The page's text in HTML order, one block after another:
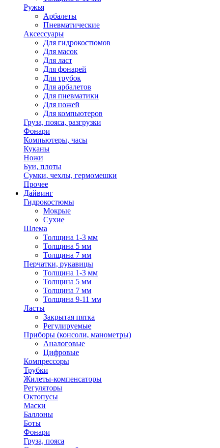
Ружья
Арбалеты
Пневматические
Аксессуары
Для гидрокостюмов
Для масок
Для ласт
Для фонарей
Для трубок
Для арбалетов
Для пневматики
Для ножей
Для компьютеров
Груза, пояса, разгрузки
Фонари
Компьютеры, часы
Куканы
Ножи
Буи, плоты
Сумки, чехлы, гермомешки
Прочее
Дайвинг
Гидрокостюмы
Мокрые
Сухие
Шлема
Толщина 1-3 мм
Толщина 5 мм
Толщина 7 мм
Перчатки, рукавицы
Толщина 1-3 мм
Толщина 5 мм
Толщина 7 мм
Толщина 9-11 мм
Ласты
Закрытая пятка
Регулируемые
Приборы (консоли, манометры)
Аналоговые
Цифровые
Компрессоры
Трубки
Жилеты-компенсаторы
Регуляторы
Октопусы
Маски
Баллоны
Боты
Фонари
Груза, пояса